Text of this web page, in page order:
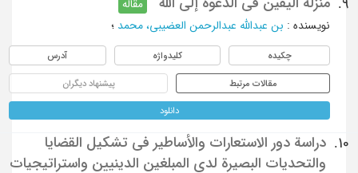
9.
مقاله
نویسنده: بن عبدالله عبدالرحمن العضيبي، محمد؛
چکیده کلیدواژه آدرس
مقالات مرتبط پیشنهاد دیگران
دانلود
10.
دراسة دور الاستعارات والأساطير في تشكيل القضايا
والتحديات البصيرة لدى المبلغين الدينيين واستراتيجيات